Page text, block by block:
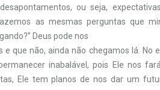
ou seja,
as mesmas perguntas que
Deus pode nos
que não, ainda não chegamos lá. No
inabalável, pois Ele nos
Ele tem planos de nos dar um